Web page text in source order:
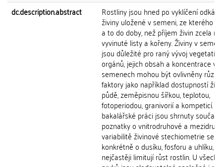
dc.description.abstract
Rostliny jsou hned po vyklíčení
živiny uložené v semeni, ze kterého
a to do doby, než příjem živin zcela
vyvinuté listy a kořeny. Živiny v
jsou důležité pro raný vývoj
orgánů, jejich obsah a koncentrace v
semenech mohou být ovlivněny
faktory jako například dostupností
půdě, zeměpisnou šířkou, teplotou,
fotoperiodou, granivorií a kompeticí.
bakalářské práci jsou shrnuty
poznatky o vnitrodruhové a
variabilitě živinové stechiometrie
konkrétně o dusíku, fosforu a uhlíku,
nejčastěji limitují růst rostlin. U všech